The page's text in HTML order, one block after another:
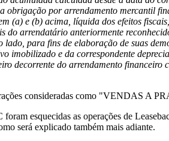
obrigação por arrendamento mercantil
(a) e (b) acima, líquida dos efeitos
do arrendatário anteriormente
para fins de elaboração de suas
imobilizado e da correspondente
decorrente do arrendamento financeiro
consideradas como "VENDAS A
esquecidas as operações de
será explicado também mais adiante.